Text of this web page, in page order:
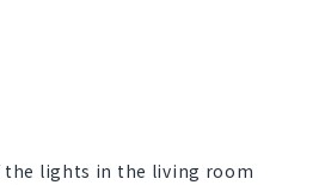
the lights in the living room